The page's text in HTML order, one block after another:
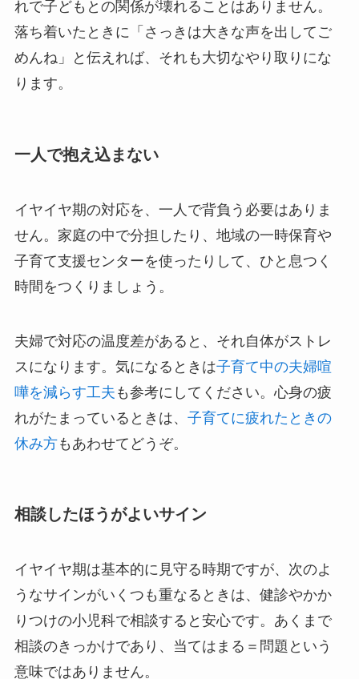
れで子どもとの関係が壊れることはありません。
落ち着いたときに「さっきは大きな声を出してご
めんね」と伝えれば、それも大切なやり取りにな
ります。
一人で抱え込まない
イヤイヤ期の対応を、一人で背負う必要はありま
せん。家庭の中で分担したり、地域の一時保育や
子育て支援センターを使ったりして、ひと息つく
時間をつくりましょう。
夫婦で対応の温度差があると、それ自体がストレ
スになります。気になるときは子育て中の夫婦喧
嘩を減らす工夫 も参考にしてください。心身の疲
れがたまっているときは、 子育てに疲れたときの
休み方もあわせてどうぞ。
相談したほうがよいサイン
イヤイヤ期は基本的に見守る時期ですが、次のよ
うなサインがいくつも重なるときは、健診やかか
りつけの小児科で相談すると安心です。あくまで
相談のきっかけであり、当てはまる＝問題という
意味ではありません。